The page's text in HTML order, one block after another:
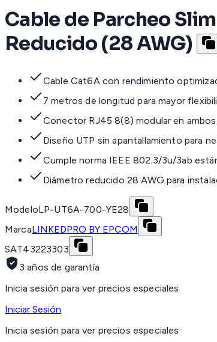
Cable de Parcheo
Reducido (28 AWG)
Cable Cat6A con rendimiento
7 metros de longitud para mayor
Conector RJ45 8(8) modular en
Diseño UTP sin apantallamiento para
Cumple norma IEEE 802.3/3u/3ab
Diámetro reducido 28 AWG para
ModeloLP-UT6A-700-YE28
MarcaLINKEDPRO BY EPCOM
SAT43223303
3 años de garantía
Inicia sesión para ver precios especiales
Iniciar Sesión
Inicia sesión para ver precios especiales